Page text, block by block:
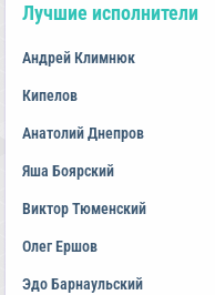
Лучшие исполнители
Андрей Климнюк
Кипелов
Анатолий Днепров
Яша Боярский
Виктор Тюменский
Олег Ершов
Эдо Барнаульский